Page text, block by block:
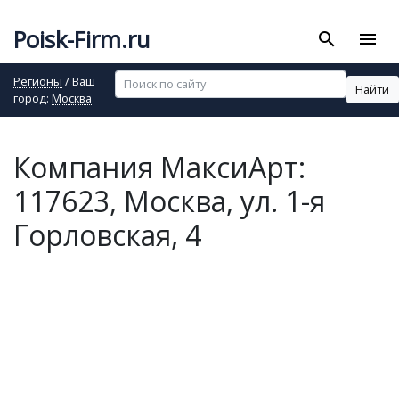
Poisk-Firm.ru search menu
Регионы / Ваш
город: Москва
Найти
Компания МаксиАрт:
117623, Москва, ул. 1-я
Горловская, 4